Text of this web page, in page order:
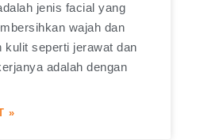
jenis facial yang
wajah dan
kulit seperti jerawat dan
adalah dengan
»